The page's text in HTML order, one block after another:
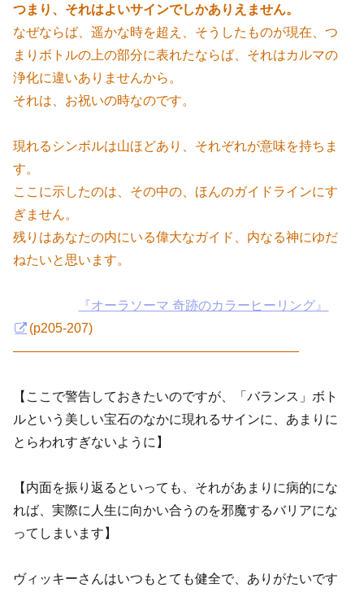
つまり、それはよいサインでしかありえません。
なぜならば、遥かな時を超え、そうしたものが現在、つ
まりボトルの上の部分に表れたならば、それはカルマの
浄化に違いありませんから。
それは、お祝いの時なのです。
現れるシンボルは山ほどあり、それぞれが意味を持ちま
す。
ここに示したのは、その中の、ほんのガイドラインにす
ぎません。
残りはあなたの内にいる偉大なガイド、内なる神にゆだ
ねたいと思います。
『オーラソーマ 奇跡のカラーヒーリング』
(p205-207)
——————————————————————
【ここで警告しておきたいのですが、「バランス」ボト
ルという美しい宝石のなかに現れるサインに、あまりに
とらわれすぎないように】
【内面を振り返るといっても、それがあまりに病的にな
れば、実際に人生に向かい合うのを邪魔するバリアにな
ってしまいます】
ヴィッキーさんはいつもとても健全で、ありがたいです